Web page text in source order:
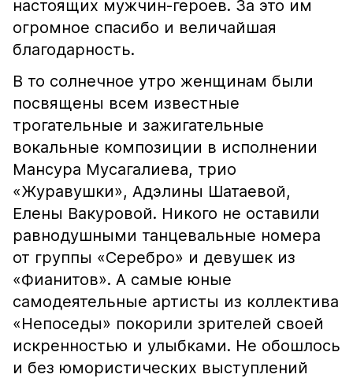
настоящих мужчин-героев. За это им
огромное спасибо и величайшая
благодарность.
В то солнечное утро женщинам были
посвящены всем известные
трогательные и зажигательные
вокальные композиции в исполнении
Мансура Мусагалиева, трио
«Журавушки», Адэлины Шатаевой,
Елены Вакуровой. Никого не оставили
равнодушными танцевальные номера
от группы «Серебро» и девушек из
«Фианитов». А самые юные
самодеятельные артисты из коллектива
«Непоседы» покорили зрителей своей
искренностью и улыбками. Не обошлось
и без юмористических выступлений